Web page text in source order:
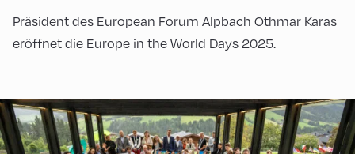
Präsident des European Forum Alpbach Othmar Karas
eröffnet die Europe in the World Days 2025.